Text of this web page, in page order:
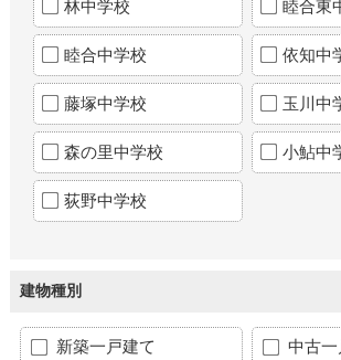
林中学校 睦合東
睦合中学校 依知中
藤塚中学校 玉川中
森の里中学校 小鮎中
荻野中学校
建物種別
新築一戸建て 中古一